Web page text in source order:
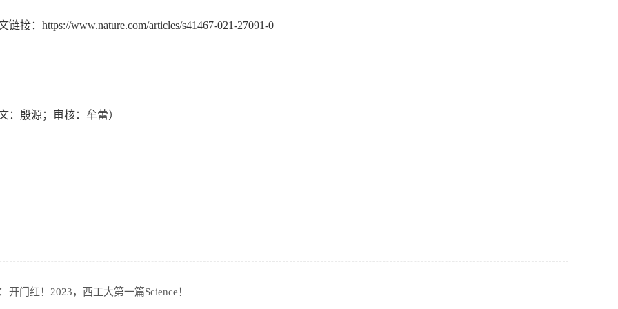
链接：https://www.nature.com/articles/s41467-021-27091-0
文：殷源；审核：牟蕾）
开门红！2023，西工大第一篇Science！